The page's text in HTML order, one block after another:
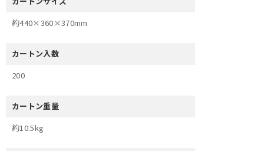
約440×360×370mm
カートン入数
200
カートン重量
約10.5kg